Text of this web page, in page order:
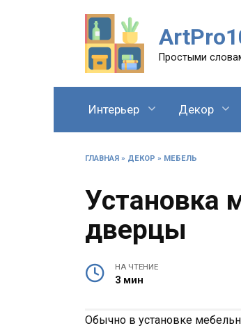
Простыми
Интерьер Декор
ГЛАВНАЯ » ДЕКОР » МЕБЕЛЬ
Установка
дверцы
НА ЧТЕНИЕ
3 мин
Обычно в установке